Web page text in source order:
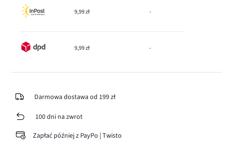
9,99 zł -
9,99 zł -
Darmowa dostawa od 199 zł
100 dni na zwrot
Zapłać później z PayPo | Twisto